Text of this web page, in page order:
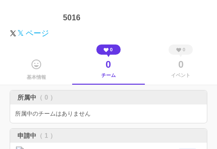
5016
𝕏 ページ
基本情報
0
0
チーム
0
0
イベント
所属中 （ 0 ）
所属中のチームはありません
申請中 （ 1 ）